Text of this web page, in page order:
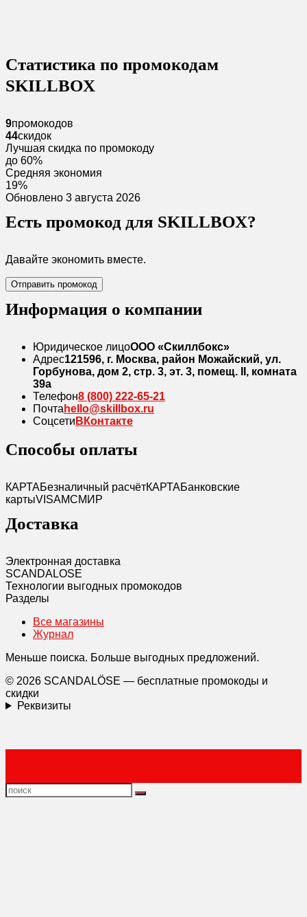
Статистика по промокодам
SKILLBOX
9промокодов
44скидок
Лучшая скидка по промокоду
до 60%
Средняя экономия
19%
Обновлено 3 августа 2026
Есть промокод для SKILLBOX?
Давайте экономить вместе.
Отправить промокод
Информация о компании
Юридическое лицоООО «Скиллбокс»
Адрес121596, г. Москва, район Можайский, ул.
Горбунова, дом 2, стр. 3, эт. 3, помещ. II, комната
39а
Телефон8 (800) 222-65-21
Почта hello@skillbox.ru
Соцсети ВКонтакте
Способы оплаты
КАРТАБезналичный расчётКАРТАБанковские
картыVISAMCМИР
Доставка
Электронная доставка
SCANDALOSE
Технологии выгодных промокодов
Разделы
Все магазины
Журнал
Меньше поиска. Больше выгодных предложений.
© 2026 SCANDALÖSE — бесплатные промокоды и
скидки
Реквизиты